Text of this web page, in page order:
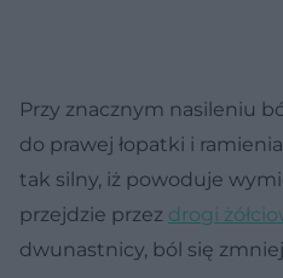
Przy znacznym nasileniu
do prawej łopatki i
tak silny, iż powoduje
przejdzie przez drogi
dwunastnicy, ból się